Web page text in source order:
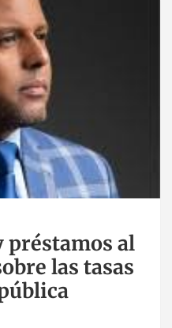
préstamos al
las tasas